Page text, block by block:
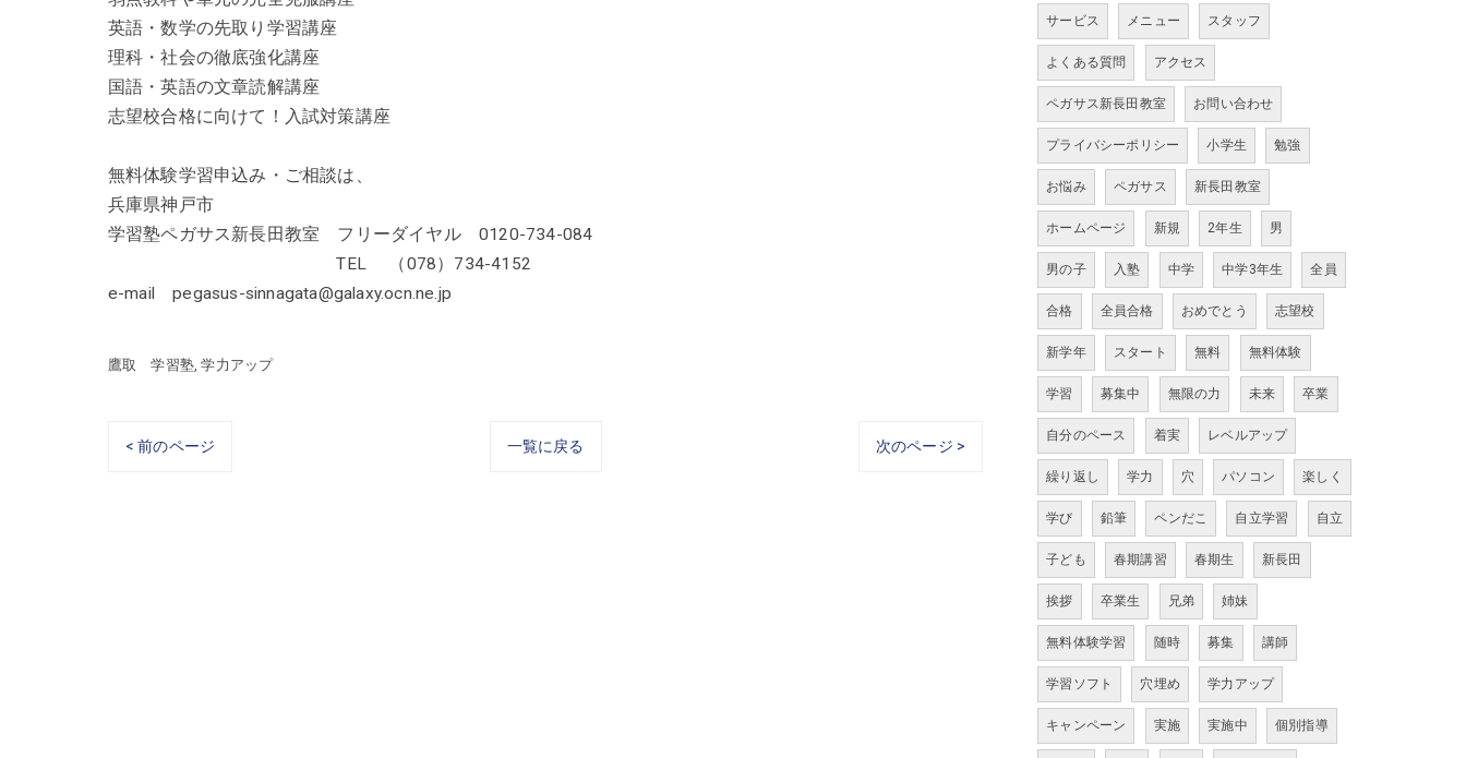
英語・数学の先取り学習講座
理科・社会の徹底強化講座
国語・英語の文章読解講座
志望校合格に向けて！入試対策講座
無料体験学習申込み・ご相談は、
兵庫県神戸市
学習塾ペガサス新長田教室 フリーダイヤル 0120-734-084
TEL （078）734-4152
e-mail pegasus-sinnagata@galaxy.ocn.ne.jp
鷹取 学習塾 学力アップ
< 前のページ 一覧に戻る 次のページ >
サービス メニュー スタッフ
よくある質問 アクセス
ペガサス新長田教室 お問い合わせ
プライバシーポリシー 小学生 勉強
お悩み ペガサス 新長田教室
ホームページ 新規 2年生 男
男の子 入塾 中学 中学3年生 全員
合格 全員合格 おめでとう 志望校
新学年 スタート 無料 無料体験
学習 募集中 無限の力 未来 卒業
自分のペース 着実 レベルアップ
繰り返し 学力 穴 パソコン 楽しく
学び 鉛筆 ペンだこ 自立学習 自立
子ども 春期講習 春期生 新長田
挨拶 卒業生 兄弟 姉妹
無料体験学習 随時 募集 講師
学習ソフト 穴埋め 学力アップ
キャンペーン 実施 実施中 個別指導